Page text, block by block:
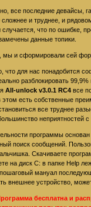
все последние девайсы,
сложнее и труднее, и
что по ошибке,
данные топики.
мы и сформировали сей
что для нас понадобится
разблокировать
All-unlock v3.0.1 RC4 все
этом есть собственные
все труднее
неприятностей
программы
поиск сообщений.
Скачиваете
на диск C: в папке Help
мануал
внешнее устройство,
бесплатна и